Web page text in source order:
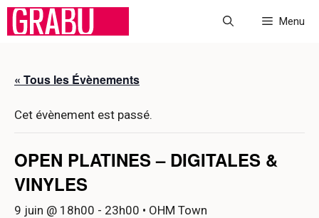
Aller
Menu
« Tous les Évènements
Cet évènement est passé.
OPEN PLATINES – DIGITALES &
VINYLES
9 juin @ 18h00 - 23h00 • OHM Town